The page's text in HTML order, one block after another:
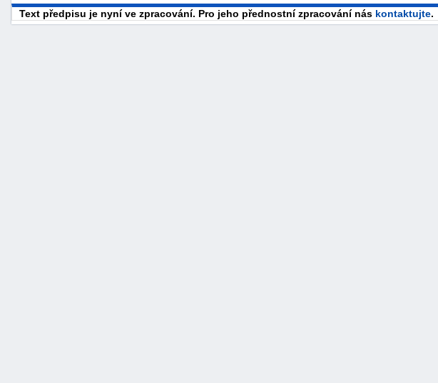
Text předpisu je nyní ve zpracování. Pro jeho přednostní zpracování nás kontaktujte.